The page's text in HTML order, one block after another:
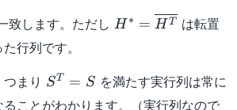
致します。ただしH^* =
H ∗ = H T
は転置
行列です。
まり S^T=S
ST = S を満たす実行列は常に
ことがわかります。（実行列なので